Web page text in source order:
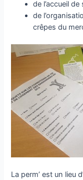
de l’accueil
de
crêpes du
La perm’ est un lieu